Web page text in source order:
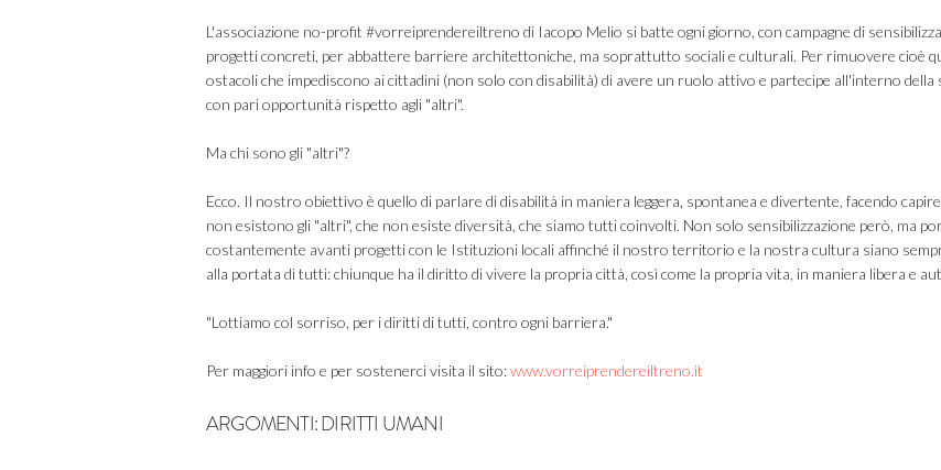
L'associazione no-profit #vorreiprendereiltreno di Iacopo Melio si batte ogni giorno, con campagne di
progetti concreti, per abbattere barriere architettoniche, ma soprattutto sociali e culturali. Per rimuovere cioè
ostacoli che impediscono ai cittadini (non solo con disabilità) di avere un ruolo attivo e partecipe all'interno della
con pari opportunità rispetto agli "altri".
Ma chi sono gli "altri"?
Ecco. Il nostro obiettivo è quello di parlare di disabilità in maniera leggera, spontanea e divertente, facendo
non esistono gli "altri", che non esiste diversità, che siamo tutti coinvolti. Non solo sensibilizzazione però, ma
costantemente avanti progetti con le Istituzioni locali affinché il nostro territorio e la nostra cultura siano
alla portata di tutti: chiunque ha il diritto di vivere la propria città, così come la propria vita, in maniera libera e
"Lottiamo col sorriso, per i diritti di tutti, contro ogni barriera."
Per maggiori info e per sostenerci visita il sito:www.vorreiprendereiltreno.it
ARGOMENTI:DIRITTI UMANI